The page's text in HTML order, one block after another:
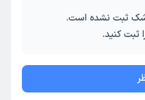
ثبت نشده است.
ثبت کنید.